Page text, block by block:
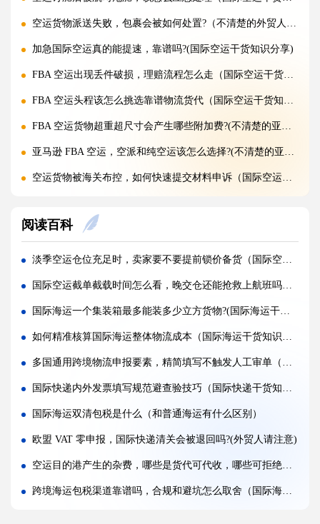
空运货物派送失败，包裹会被如何处置?（不清楚的外贸人看过来）
加急国际空运真的能提速，靠谱吗?(国际空运干货知识分享)
FBA 空运出现丢件破损，理赔流程怎么走（国际空运干货知识分享）
FBA 空运头程该怎么挑选靠谱物流货代（国际空运干货知识分享）
FBA 空运货物超重超尺寸会产生哪些附加费?(不清楚的亚马逊卖家看过来)
亚马逊 FBA 空运，空派和纯空运该怎么选择?(不清楚的亚马逊卖家看过来)
空运货物被海关布控，如何快速提交材料申诉（国际空运干货知识分享）
国际空运低申报被海关查到，罚款比例是多少?(国际空运干货知识分享)
国际空运的运单有什么作用，包含哪些关键信息（国际空运干货知识分享）
国内哪些港口是国际空运主流始发机场（国际空运干货知识分享）
什么是泡货、重货，国际空运分别怎么定价（国际空运干货知识分享）
国际空运直达与中转航班，该如何选择（不清楚的外贸人看过来）
国际空运客机和全货机分别适合运什么货物（国际空运干货知识分享）
国际空运直达与中转航班，该如何选择（国际快递干货知识分享）
国际空运完整运输流程分为哪几个步骤（国际空运干货知识分享）
国际空运和国际快递到底有哪些核心区别（国际物流干货知识分享）
阅读百科
淡季空运仓位充足时，卖家要不要提前锁价备货（国际空运干货知识分享）
国际空运截单截载时间怎么看，晚交仓还能抢救上航班吗（国际空运干货知识分享）
国际海运一个集装箱最多能装多少立方货物?(国际海运干货知识分享)
如何精准核算国际海运整体物流成本（国际海运干货知识分享）
多国通用跨境物流申报要素，精简填写不触发人工审单（国际物流干货知识分享）
国际快递内外发票填写规范避查验技巧（国际快递干货知识分享）
国际海运双清包税是什么（和普通海运有什么区别）
欧盟 VAT 零申报，国际快递清关会被退回吗?(外贸人请注意)
空运目的港产生的杂费，哪些是货代可代收，哪些可拒绝支付（国际空运干货知识分享）
跨境海运包税渠道靠谱吗，合规和避坑怎么取舍（国际海运干货知识分享）